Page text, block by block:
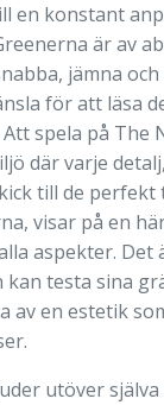
en konstant
är av
jämna
för att läsa
spela på The
där varje
till de perfekt
visar på en
aspekter. Det
kan testa sina
av en estetik
utöver själva